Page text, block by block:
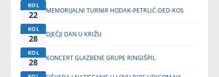
KOL
22 MEMORIJALNI TURNIR HODAK-PETRLIĆ-DED-KOS
KOL
28 DJEČJI DAN U KRIŽU
KOL
28 KONCERT GLAZBENE GRUPE RINGIŠPIL